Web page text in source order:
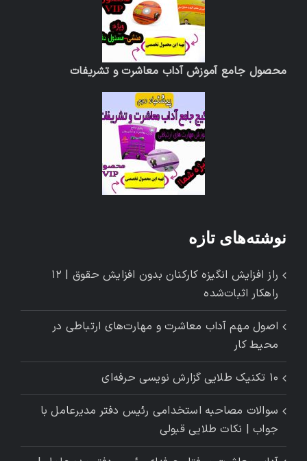
محصول جامع آموزش آداب معاشرت و تشریفات
نوشته‌های تازه
راز افزایش انگیزه کارکنان بدون افزایش حقوق | ۱۲
راهکار اثبات‌شده
اصول مهم آداب معاشرت و مهارت‌های ارتباطی در
محیط کار
۱۰ تکنیک طلایی گزارش ‌نویسی حرفه‌ای
سوالات مصاحبه استخدامی رئیس دفتر مدیرعامل با
جواب | نکات طلایی قبولی